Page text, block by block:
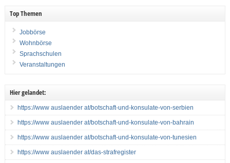
Top Themen
Jobbörse
Wohnbörse
Sprachschulen
Veranstaltungen
Hier gelandet:
https://www auslaender at/botschaft-und-konsulate-von-serbien
https://www auslaender at/botschaft-und-konsulate-von-bahrain
https://www auslaender at/botschaft-und-konsulate-von-tunesien
https://www auslaender at/das-strafregister